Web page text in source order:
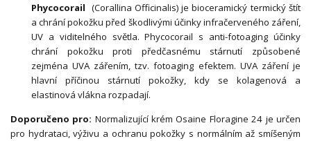
Phycocorail (Corallina Officinalis) je bioceramický termický štít
a chrání pokožku před škodlivými účinky infračerveného záření,
UV a viditelného světla. Phycocorail s anti-fotoaging účinky
chrání pokožku proti předčasnému stárnutí způsobené
zejména UVA zářením, tzv. fotoaging efektem. UVA záření je
hlavní příčinou stárnutí pokožky, kdy se kolagenová a
elastinová vlákna rozpadají.
Doporučeno pro: Normalizující krém Osaine Floragine 24 je určen
pro hydrataci, výživu a ochranu pokožky s normálním až smíšeným